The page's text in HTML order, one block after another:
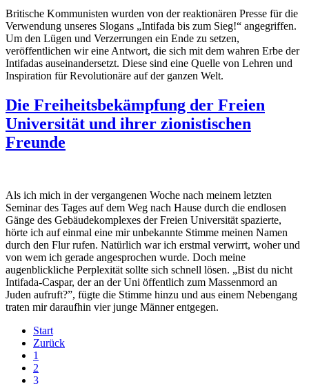
Britische Kommunisten wurden von der reaktionären Presse für die
Verwendung unseres Slogans „Intifada bis zum Sieg!“ angegriffen.
Um den Lügen und Verzerrungen ein Ende zu setzen,
veröffentlichen wir eine Antwort, die sich mit dem wahren Erbe der
Intifadas auseinandersetzt. Diese sind eine Quelle von Lehren und
Inspiration für Revolutionäre auf der ganzen Welt.
Die Freiheitsbekämpfung der Freien
Universität und ihrer zionistischen
Freunde
Als ich mich in der vergangenen Woche nach meinem letzten
Seminar des Tages auf dem Weg nach Hause durch die endlosen
Gänge des Gebäudekomplexes der Freien Universität spazierte,
hörte ich auf einmal eine mir unbekannte Stimme meinen Namen
durch den Flur rufen. Natürlich war ich erstmal verwirrt, woher und
von wem ich gerade angesprochen wurde. Doch meine
augenblickliche Perplexität sollte sich schnell lösen. „Bist du nicht
Intifada-Caspar, der an der Uni öffentlich zum Massenmord an
Juden aufruft?”, fügte die Stimme hinzu und aus einem Nebengang
traten mir daraufhin vier junge Männer entgegen.
Start
Zurück
1
2
3